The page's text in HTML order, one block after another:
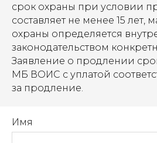
срок охраны при условии
составляет не менее 15 лет,
охраны определяется
законодательством
Заявление о продлении
МБ ВОИС с уплатой
за продление.
Имя